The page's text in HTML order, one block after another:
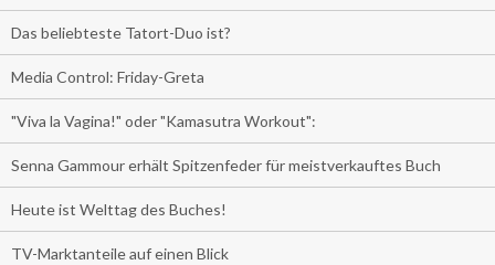
Das beliebteste Tatort-Duo ist?
Media Control: Friday-Greta
"Viva la Vagina!" oder "Kamasutra Workout":
Senna Gammour erhält Spitzenfeder für meistverkauftes Buch
Heute ist Welttag des Buches!
TV-Marktanteile auf einen Blick